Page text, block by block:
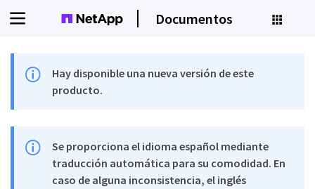
Documentos
Hay disponible una nueva versión de este
producto.
Se proporciona el idioma español mediante
traducción automática para su comodidad. En
caso de alguna inconsistencia, el inglés